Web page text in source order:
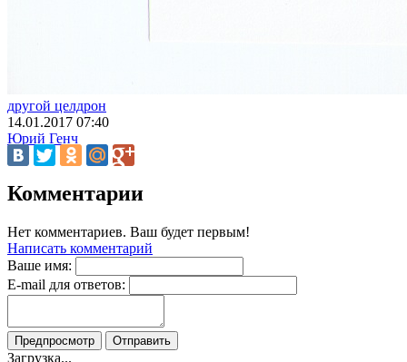
другой целдрон
14.01.2017 07:40
Юрий Генч
Комментарии
Нет комментариев. Ваш будет первым!
Написать комментарий
Ваше имя:
E-mail для ответов:
Загрузка...